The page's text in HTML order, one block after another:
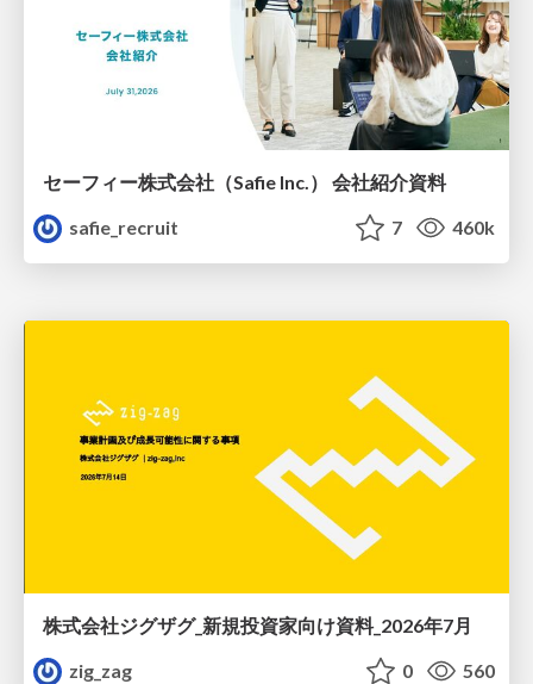
セーフィー株式会社（Safie Inc.） 会社紹介資料
safie_recruit
7 460k
株式会社ジグザグ_新規投資家向け資料_2026年7月
zig_zag
0 560